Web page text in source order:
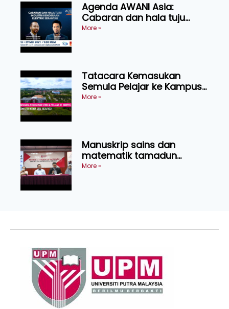
Agenda AWANI Asia:
Cabaran dan hala tuju
industri kenderaan elektrik
More »
Tatacara Kemasukan
Semula Pelajar ke Kampus
Semester Kedua Sesi
More »
Manuskrip sains dan
matematik tamadun
Melayu abad ke 17 ditemui
More »